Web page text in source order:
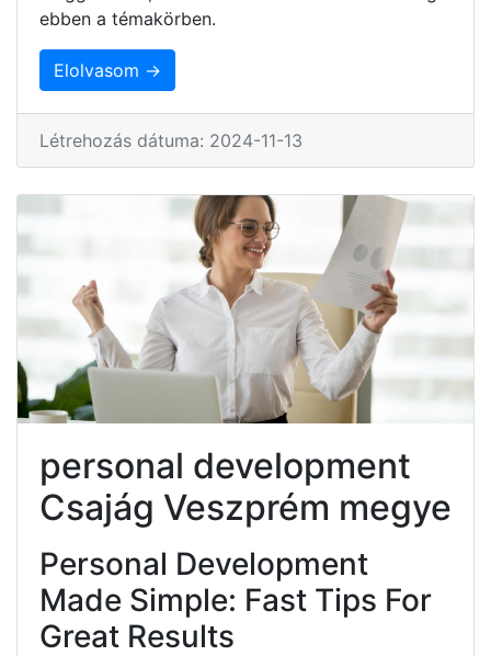
ebben a témakörben.
Elolvasom →
Létrehozás dátuma: 2024-11-13
personal development
Csajág Veszprém megye
Personal Development
Made Simple: Fast Tips For
Great Results